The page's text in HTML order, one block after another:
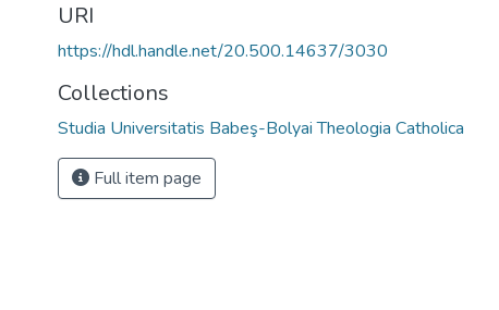
URI
https://hdl.handle.net/20.500.14637/3030
Collections
Studia Universitatis Babeş-Bolyai Theologia Catholica
Full item page